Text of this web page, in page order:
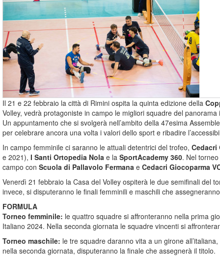
Il 21 e 22 febbraio la città di Rimini ospita la quinta edizione della
Volley, vedrà protagoniste in campo le migliori squadre del
Un appuntamento che si svolgerà nell’ambito della 47esima
per celebrare ancora una volta i valori dello sport e ribadire
In campo femminile ci saranno le attuali detentrici del trofeo, Cedacri
e 2021), I Santi Ortopedia Nola e la SportAcademy 360. Nel
campo con Scuola di Pallavolo Fermana e Cedacri Giocoparma
Venerdì 21 febbraio la Casa del Volley ospiterà le due semifinali del
invece, si disputeranno le finali femminili e maschili che
FORMULA
Torneo femminile: le quattro squadre si affronteranno nella prima
Italiano 2024. Nella seconda giornata le squadre vincenti si
Torneo maschile: le tre squadre daranno vita a un girone
nella seconda giornata, disputeranno la finale che assegnerà il titolo.